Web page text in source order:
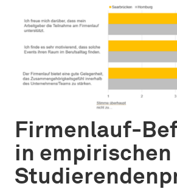
Firmenlauf-
in empirischen